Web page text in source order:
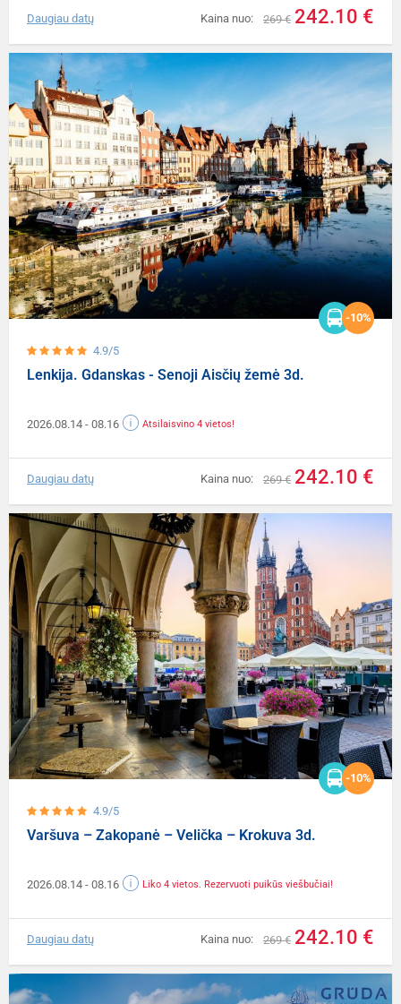
Kaina nuo: 269 € 242.10 €
Daugiau datų
4.9/5
-10%
Lenkija. Gdanskas - Senoji Aisčių žemė 3d.
2026.08.14 - 08.16 Atsilaisvino 4 vietos!
Kaina nuo: 269 € 242.10 €
Daugiau datų
4.9/5
-10%
Varšuva – Zakopanė – Velička – Krokuva 3d.
2026.08.14 - 08.16 Liko 4 vietos. Rezervuoti puikūs viešbučiai!
Kaina nuo: 269 € 242.10 €
Daugiau datų